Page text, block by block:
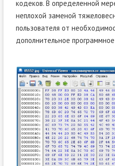
кодеков. В определенной
неплохой заменой
пользователя от
дополнительное